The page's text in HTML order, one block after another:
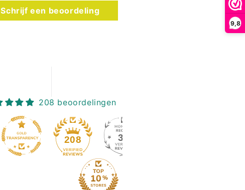
9,8
Schrijf een beoordeling
208 beoordelingen
208 39